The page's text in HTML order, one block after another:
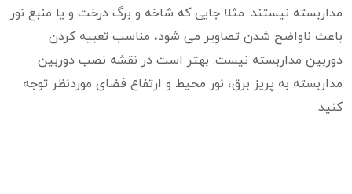
مداربسته نیستند. مثلا جایی که شاخه و برگ درخت و یا منبع نور
باعث ناواضح شدن تصاویر می شود، مناسب تعبیه کردن
دوربین مداربسته نیست. بهتر است در نقشه نصب دوربین
مداربسته به پریز برق، نور محیط و ارتفاع فضای موردنظر توجه
کنید.